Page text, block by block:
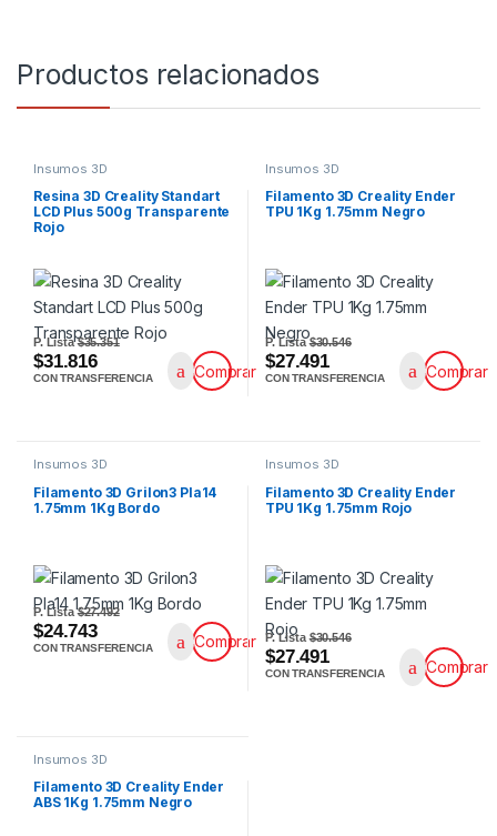
Productos relacionados
Insumos 3D
Resina 3D Creality Standart
LCD Plus 500g Transparente
Rojo
P. Lista$35.351
$31.816
CON TRANSFERENCIA Comprar
Insumos 3D
Filamento 3D Creality Ender
TPU 1Kg 1.75mm Negro
P. Lista$30.546
$27.491
CON TRANSFERENCIA Comprar
Insumos 3D
Filamento 3D Grilon3 Pla14
1.75mm 1Kg Bordo
P. Lista$27.492
$24.743
CON TRANSFERENCIA Comprar
Insumos 3D
Filamento 3D Creality Ender
TPU 1Kg 1.75mm Rojo
P. Lista$30.546
$27.491
CON TRANSFERENCIA Comprar
Insumos 3D
Filamento 3D Creality Ender
ABS 1Kg 1.75mm Negro